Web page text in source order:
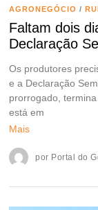
AGRONEGÓCIO /
Faltam dois
Declaração
Os produtores
e a Declaração
prorrogado,
está em
Mais
por Portal do